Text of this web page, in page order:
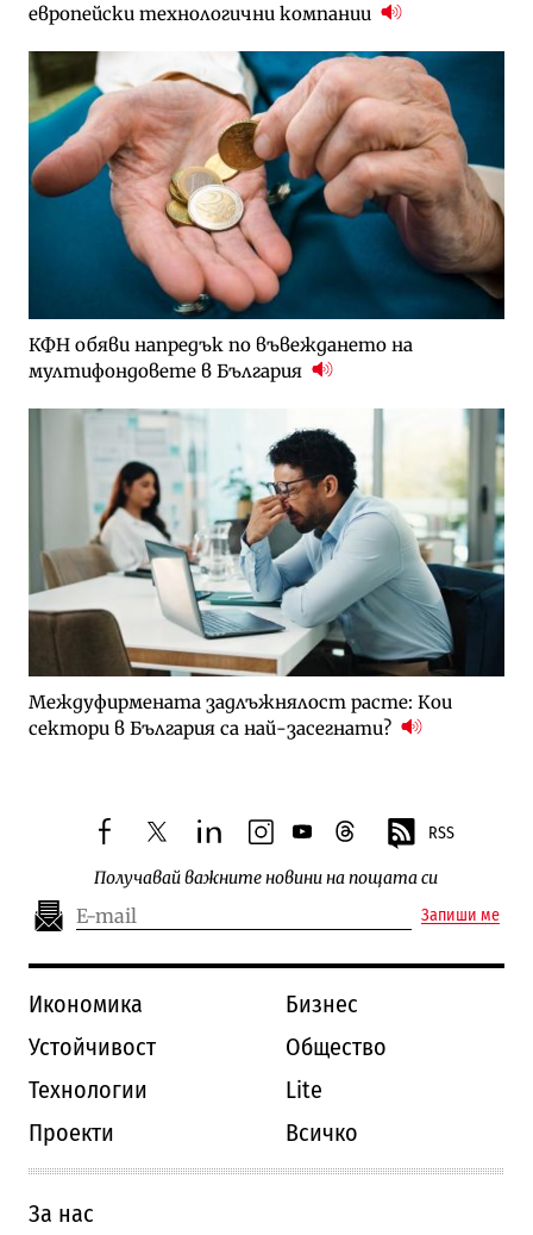
европейски технологични компании
КФН обяви напредък по въвеждането на
мултифондовете в България
Междуфирмената задлъжнялост расте: Кои
сектори в България са най-засегнати?
facebooktwitterlinkedininstagram
youtubethreads RSS
Получавай важните новини на пощата си
Запиши ме
Икономика
Бизнес
Устойчивост
Общество
Технологии
Lite
Проекти
Всичко
За нас